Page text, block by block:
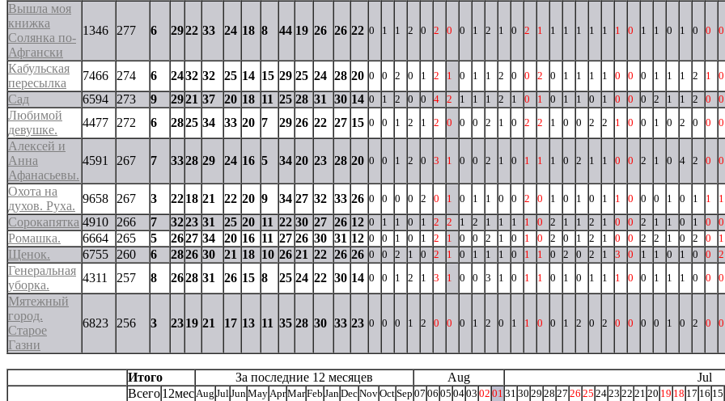
Вышла моя
книжка
Солянка по-
Афгански
1346 277 6 2922 33 24 18 8 44 19 26 26 22 0 1 1 2 0 2 0 0 1 2 1 0 2 1 1 1 1 1 1 1 0 1 1 0 1 0 0 0
Кабульская
пересылка
7466 274 6 2432 32 25 14 15 29 25 24 28 20 0 0 2 0 1 2 1 0 1 1 2 0 0 2 0 1 1 1 1 0 0 0 1 1 1 2 1 0
Cад 6594 273 9 2921 37 20 18 11 25 28 31 30 14 0 1 2 0 0 4 2 1 1 1 2 1 0 1 0 1 1 0 1 0 0 0 2 1 1 2 0 0
Любимой
девушке.
4477 272 6 2825 34 33 20 7 29 26 22 27 15 0 0 1 2 1 2 0 0 0 2 1 0 2 2 1 0 0 2 2 1 0 0 1 0 2 0 0 0
Алексей и
Анна
Афанасьевы.
4591 267 7 3328 29 24 16 5 34 20 23 28 20 0 0 1 2 0 3 1 0 0 2 1 0 1 1 1 0 2 1 1 0 0 2 1 0 4 2 0 0
Охота на
духов. Руха.
9658 267 3 2218 21 22 20 9 34 27 32 33 26 0 0 0 0 2 0 1 0 1 1 0 0 2 0 1 0 1 0 1 1 0 0 0 1 0 1 1 1
Сорокапятка 4910 266 7 3223 31 25 20 11 22 30 27 26 12 0 1 1 0 1 2 2 1 2 1 1 1 1 0 2 1 1 2 1 0 0 2 1 1 0 1 0 0
Ромашка. 6664 265 5 2627 34 20 16 11 27 26 30 31 12 0 0 1 0 1 2 1 0 0 2 1 0 1 0 2 0 1 2 1 0 0 2 2 1 0 2 0 1
Щенок. 6755 260 6 2826 30 21 18 10 26 21 22 26 26 0 0 2 1 0 2 1 0 1 1 1 0 1 1 0 2 0 2 1 3 0 1 1 0 1 0 0 2
Генеральная
уборка.
4311 257 8 2628 31 26 15 8 25 24 22 30 14 0 0 1 2 1 3 1 0 0 3 1 0 1 1 0 1 0 1 1 1 0 0 1 1 1 0 0 0
Мятежный
город.
Старое
Газни
6823 256 3 2319 21 17 13 11 35 28 30 33 23 0 0 0 1 2 0 0 0 1 2 0 1 1 0 0 1 2 0 2 0 0 0 0 1 0 2 0 0
Итого За последние 12 месяцев Aug Jul
Всего12мес Aug Jul Jun May AprMarFeb Jan DecNovOctSep 07 06 05 0403 02 01 31 30 29 28 27 26 25 2423 22 21 20 19 18 17 16 15